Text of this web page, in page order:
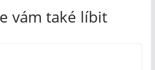
vám také líbit